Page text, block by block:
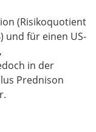
(Risikoquotient
und für einen US-
in der
Prednison